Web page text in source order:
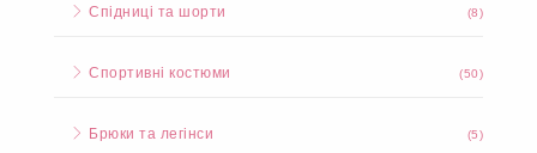
Спідниці та шорти (8)
Спортивні костюми (50)
Брюки та легінси (5)